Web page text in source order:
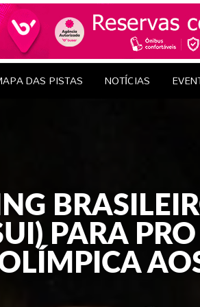
CONTATO
Brasil
DAS PISTAS NOTÍCIAS
PARA